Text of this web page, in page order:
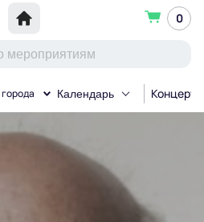
0
Календарь Концерт